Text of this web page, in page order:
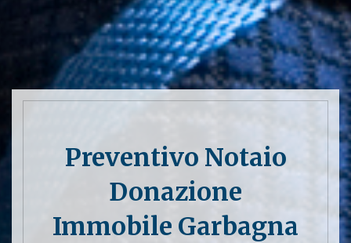
Preventivo Notaio
Donazione
Immobile Garbagna